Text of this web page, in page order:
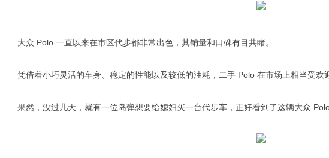
大众 Polo 一直以来在市区代步都非常出色，其销量和口碑有目共睹。
凭借着小巧灵活的车身、稳定的性能以及较低的油耗，二手 Polo 在市场上相当受欢
果然，没过几天，就有一位岛弹想要给媳妇买一台代步车，正好看到了这辆大众 Polo